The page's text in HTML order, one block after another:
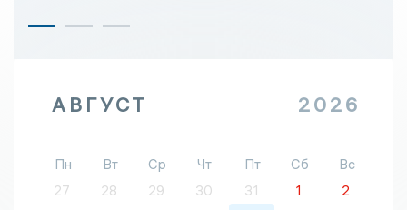
АВГУСТ 2026
Пн Вт Ср Чт Пт Сб
Вс
27
28 29 30 31 1
2